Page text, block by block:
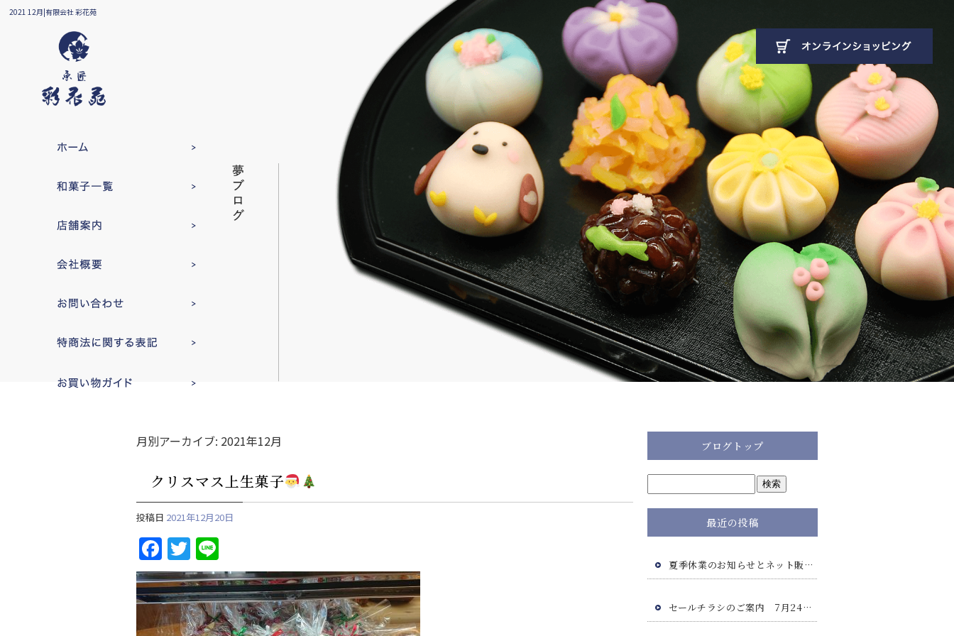
2021 12月|有限会社 彩花苑
月別アーカイブ: 2021年12月
クリスマス上生菓子
投稿日 2021年12月20日
F
a
c
e
T
w
itt
er
n
e
ブログトップ
最近の投稿
夏季休業のお知らせとネット販売につきまして
セールチラシのご案内 7月24日(金)・7月25日(土)